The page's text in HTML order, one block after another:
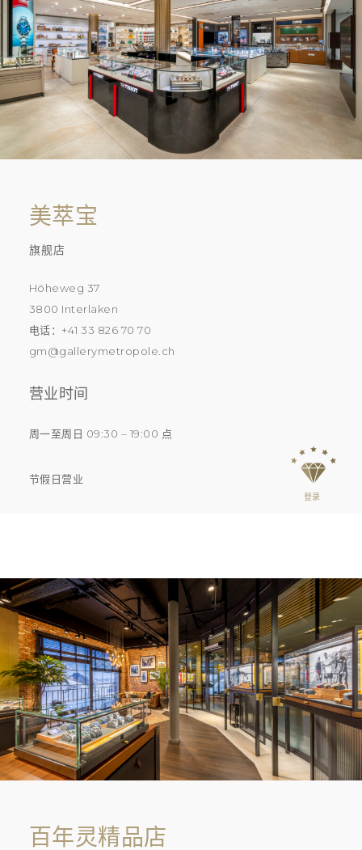
美萃宝
旗舰店
Höheweg 37
3800 Interlaken
电话：+41 33 826 70 70
gm@gallerymetropole.ch
营业时间
周一至周日 09:30 – 19:00 点
节假日营业
百年灵精品店